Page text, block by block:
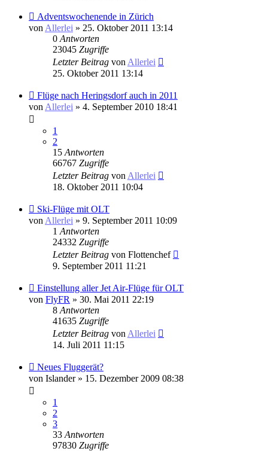
Adventswochenende in Zürich
von Allerlei » 25. Oktober 2011 13:14
0 Antworten
23045 Zugriffe
Letzter Beitrag von Allerlei
25. Oktober 2011 13:14
Flüge nach Heringsdorf auch in 2011
von Allerlei » 4. September 2010 18:41
1
2
15 Antworten
66767 Zugriffe
Letzter Beitrag von Allerlei
18. Oktober 2011 10:04
Ski-Flüge mit OLT
von Allerlei » 9. September 2011 10:09
1 Antworten
24332 Zugriffe
Letzter Beitrag von Flottenchef
9. September 2011 11:21
Einstellung aller Jet Air-Flüge für OLT
von FlyFR » 30. Mai 2011 22:19
8 Antworten
41635 Zugriffe
Letzter Beitrag von Allerlei
14. Juli 2011 11:15
Neues Fluggerät?
von Islander» 15. Dezember 2009 08:38
1
2
3
33 Antworten
97830 Zugriffe